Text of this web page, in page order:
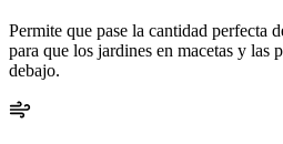
Permite que pase la cantidad perfecta
para que los jardines en macetas y las
debajo.